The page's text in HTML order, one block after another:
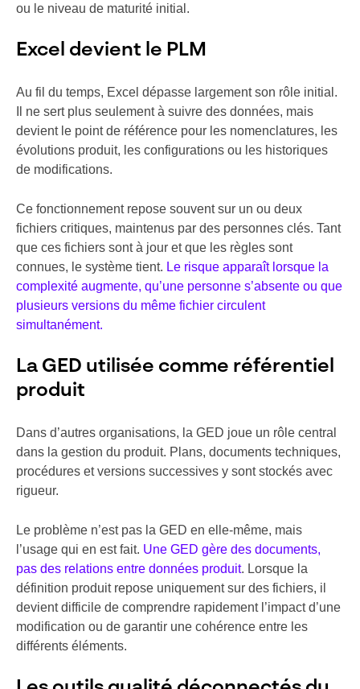
ou le niveau de maturité initial.
Excel devient le PLM
Au fil du temps, Excel dépasse largement son rôle initial.
Il ne sert plus seulement à suivre des données, mais
devient le point de référence pour les nomenclatures, les
évolutions produit, les configurations ou les historiques
de modifications.
Ce fonctionnement repose souvent sur un ou deux
fichiers critiques, maintenus par des personnes clés. Tant
que ces fichiers sont à jour et que les règles sont
connues, le système tient. Le risque apparaît lorsque la
complexité augmente, qu’une personne s’absente ou que
plusieurs versions du même fichier circulent
simultanément.
La GED utilisée comme référentiel
produit
Dans d’autres organisations, la GED joue un rôle central
dans la gestion du produit. Plans, documents techniques,
procédures et versions successives y sont stockés avec
rigueur.
Le problème n’est pas la GED en elle-même, mais
l’usage qui en est fait. Une GED gère des documents,
pas des relations entre données produit. Lorsque la
définition produit repose uniquement sur des fichiers, il
devient difficile de comprendre rapidement l’impact d’une
modification ou de garantir une cohérence entre les
différents éléments.